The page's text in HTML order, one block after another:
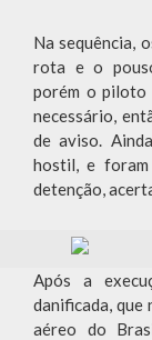
Na sequência,
rota e o
porém o piloto
necessário,
de aviso.
hostil, e
detenção,
Após a
danificada, que
aéreo do